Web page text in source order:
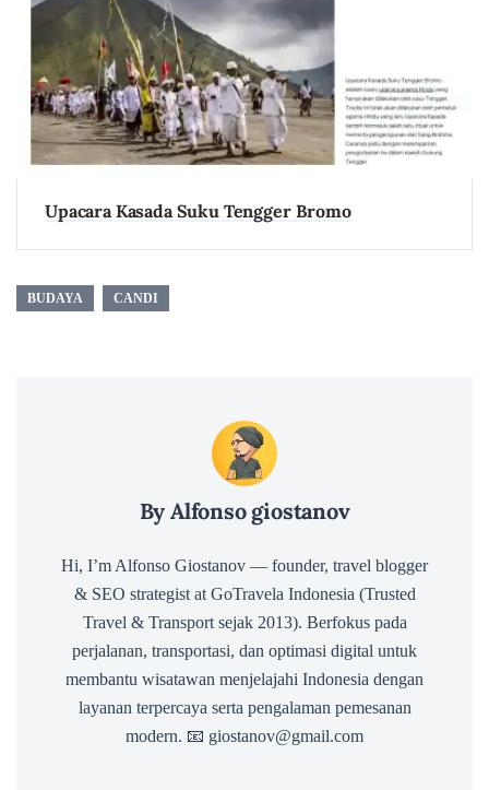
Upacara Kasada Suku Tengger Bromo
BUDAYA CANDI
By Alfonso giostanov
Hi, I’m Alfonso Giostanov — founder, travel blogger
& SEO strategist at GoTravela Indonesia (Trusted
Travel & Transport sejak 2013). Berfokus pada
perjalanan, transportasi, dan optimasi digital untuk
membantu wisatawan menjelajahi Indonesia dengan
layanan terpercaya serta pengalaman pemesanan
modern. 📧 giostanov@gmail.com